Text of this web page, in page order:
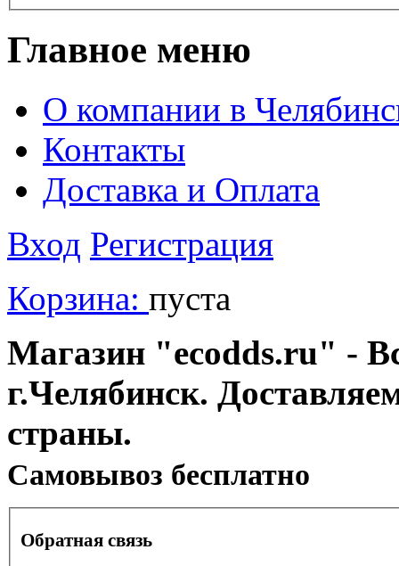
Главное меню
О компании в
Контакты
Доставка и Оплата
Вход Регистрация
Корзина: пуста
Магазин "ecodds.ru" -
г.Челябинск.
страны.
Cамовывоз бесплатно
Обратная связь